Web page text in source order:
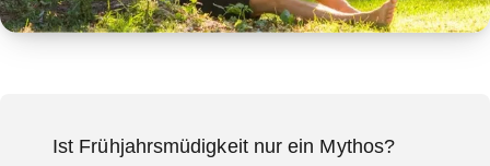
Ist Frühjahrsmüdigkeit nur ein Mythos?